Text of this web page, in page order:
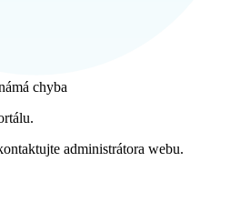
chyba
administrátora webu.